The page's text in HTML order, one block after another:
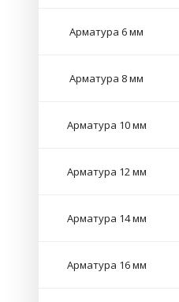
Арматура 6 мм
Арматура 8 мм
Арматура 10 мм
Арматура 12 мм
Арматура 14 мм
Арматура 16 мм